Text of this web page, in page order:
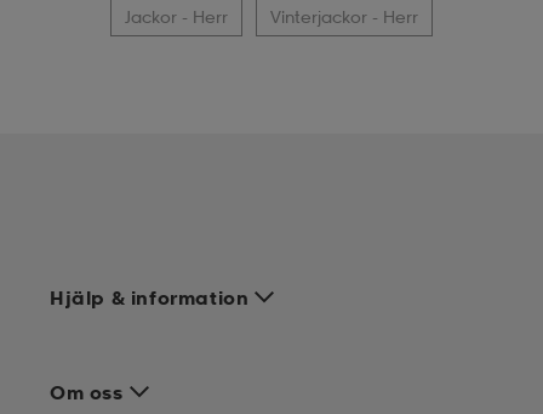
Jackor - Herr Vinterjackor - Herr
Hjälp & information
Om oss